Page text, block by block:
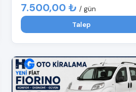
7.500,00 ₺ / gün
Talep